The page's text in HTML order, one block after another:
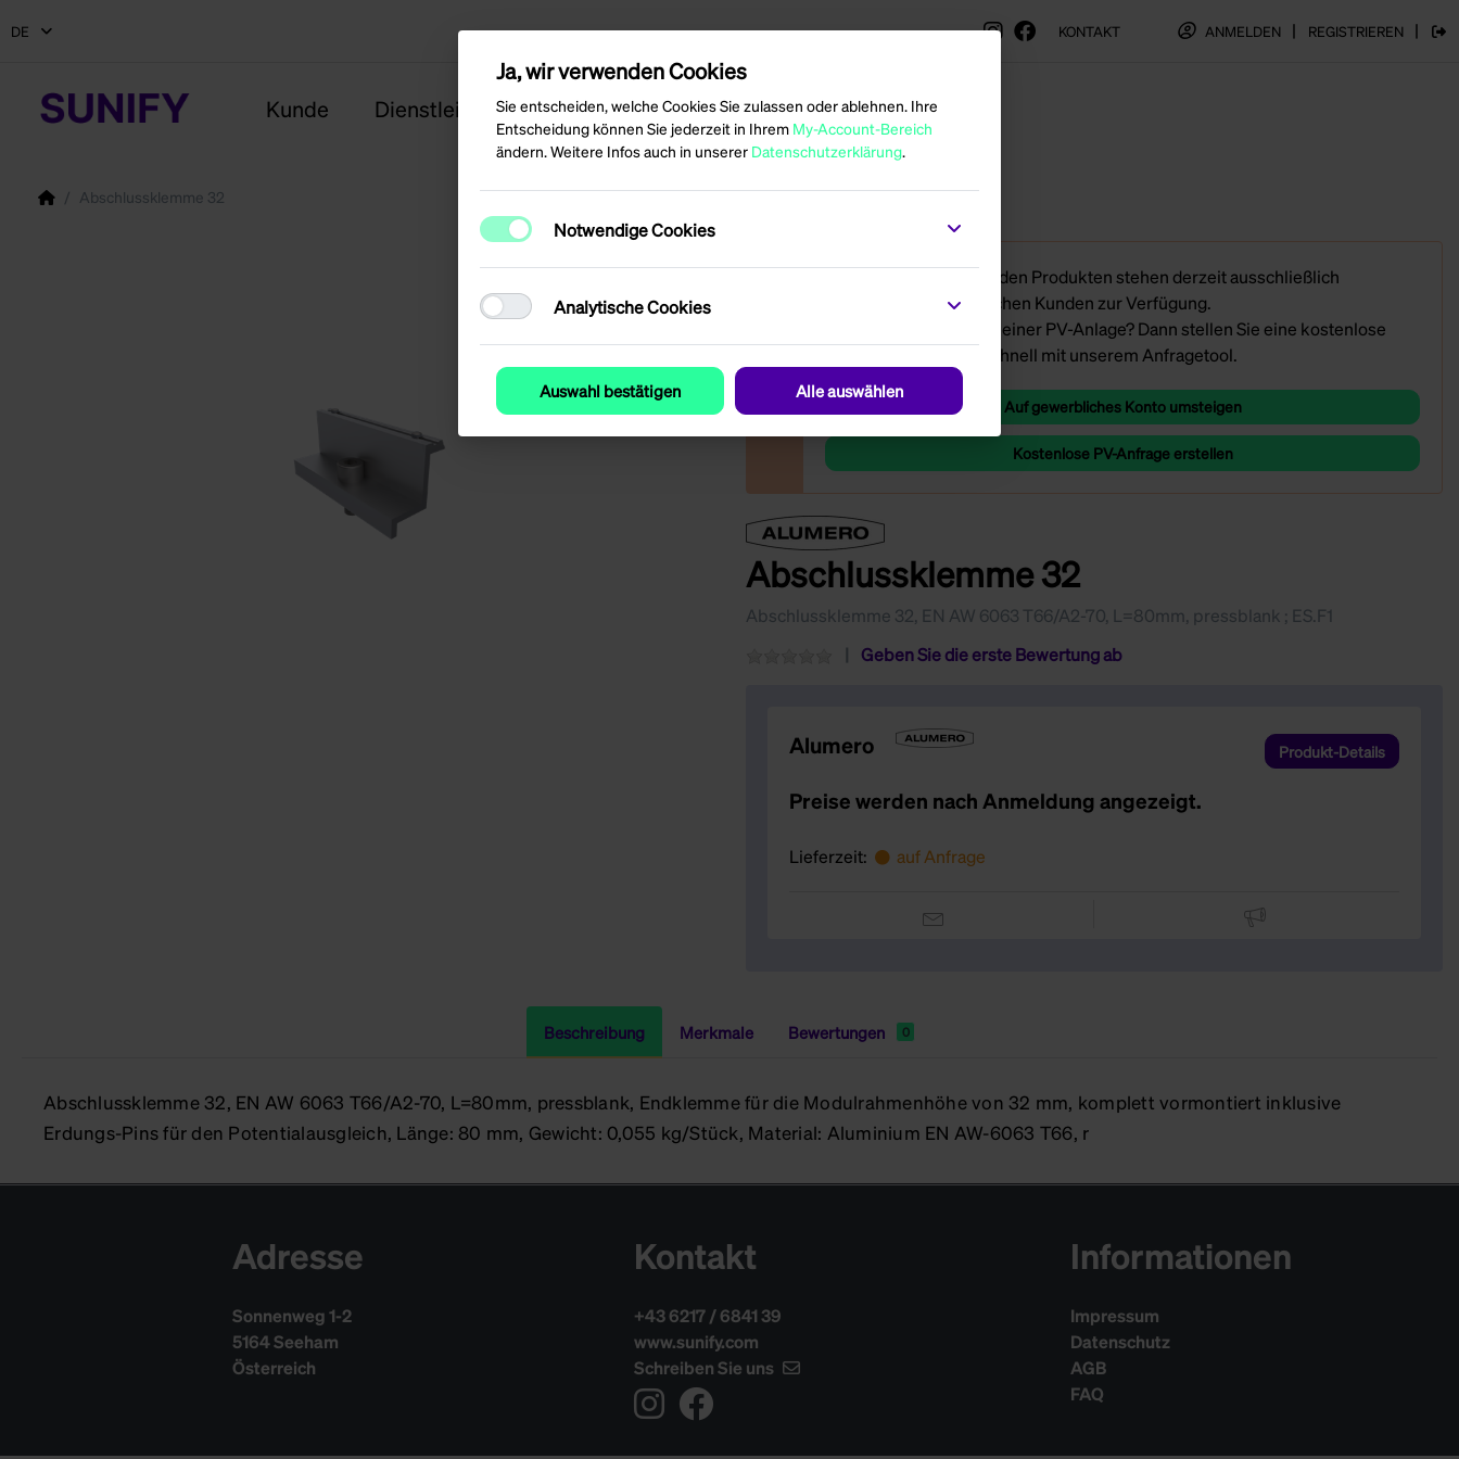
DE KONTAKT ANMELDEN | REGISTRIEREN |
Kunde Dienstleister
Abschlussklemme 32
Preisinformationen zu den Produkten stehen derzeit ausschließlich
registrierten gewerblichen Kunden zur Verfügung.
Sie haben Interesse an einer PV-Anlage? Dann stellen Sie eine kostenlose
Anfrage einfach und schnell mit unserem Anfragetool.
Auf gewerbliches Konto umsteigen
Kostenlose PV-Anfrage erstellen
Abschlussklemme 32
Abschlussklemme 32, EN AW 6063 T66/A2-70, L=80mm, pressblank ; ES.F1
Geben Sie die erste Bewertung ab
Alumero
Preise werden nach Anmeldung angezeigt.
Lieferzeit: auf Anfrage
Produkt-Details
Beschreibung Merkmale Bewertungen 0
Abschlussklemme 32, EN AW 6063 T66/A2-70, L=80mm, pressblank, Endklemme für die Modulrahmenhöhe von 32 mm, komplett vormontiert inklusive
Erdungs-Pins für den Potentialausgleich, Länge: 80 mm, Gewicht: 0,055 kg/Stück, Material: Aluminium EN AW-6063 T66, r
Adresse
Sonnenweg 1-2
5164 Seeham
Österreich
Kontakt
+43 6217 / 6841 39
www.sunify.com
Schreiben Sie uns
Informationen
Impressum
Datenschutz
AGB
FAQ
Ja, wir verwenden Cookies
Sie entscheiden, welche Cookies Sie zulassen oder ablehnen. Ihre
Entscheidung können Sie jederzeit in Ihrem My-Account-Bereich
ändern. Weitere Infos auch in unserer Datenschutzerklärung.
Notwendige Cookies
Analytische Cookies
Auswahl bestätigen Alle auswählen